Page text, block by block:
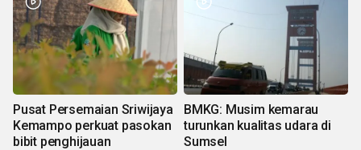
Pusat Persemaian Sriwijaya
Kemampo perkuat pasokan
bibit penghijauan
BMKG: Musim kemarau
turunkan kualitas udara di
Sumsel